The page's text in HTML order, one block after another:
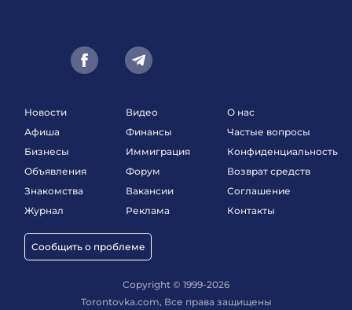
Новости
Афиша
Бизнесы
Объявления
Знакомства
Журнал
Сообщить о проблеме
Видео
Финансы
Иммиграция
Форум
Вакансии
Реклама
О нас
Частые вопросы
Конфиденциальность
Возврат средств
Соглашение
Контакты
Copyright © 1999-2026
Torontovka.com, Все права защищены